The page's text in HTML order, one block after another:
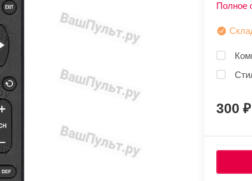
Полное
300